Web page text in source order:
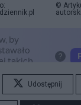
©
Udostępnij